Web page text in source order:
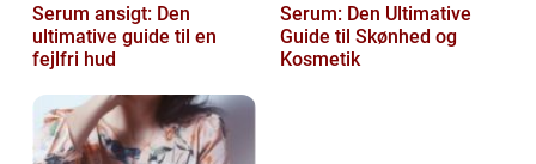
Serum ansigt: Den
ultimative guide til en
fejlfri hud
Serum: Den Ultimative
Guide til Skønhed og
Kosmetik